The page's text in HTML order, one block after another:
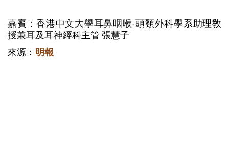
嘉賓：香港中文大學耳鼻咽喉-頭頸外科學系助理敎
授兼耳及耳神經科主管 張慧子
來源： 明報